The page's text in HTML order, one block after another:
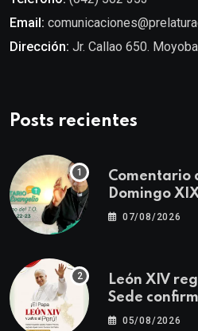
Email:
Dirección: Jr. Callao 650.
Posts recientes
Comentario
Domingo
Ordinario |
07/08/2026
León XIV
Sede
del 11 al 17
05/08/2026